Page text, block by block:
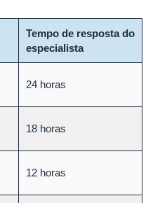
Tempo de resposta do
especialista
24 horas
18 horas
12 horas